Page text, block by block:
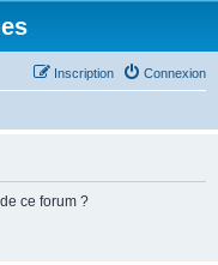
Connexion
Inscription
ce forum ?